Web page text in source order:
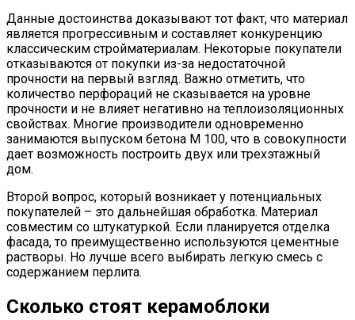
Данные достоинства доказывают тот факт, что материал
является прогрессивным и составляет конкуренцию
классическим стройматериалам. Некоторые покупатели
отказываются от покупки из-за недостаточной
прочности на первый взгляд. Важно отметить, что
количество перфораций не сказывается на уровне
прочности и не влияет негативно на теплоизоляционных
свойствах. Многие производители одновременно
занимаются выпуском бетона М 100, что в совокупности
дает возможность построить двух или трехэтажный
дом.
Второй вопрос, который возникает у потенциальных
покупателей – это дальнейшая обработка. Материал
совместим со штукатуркой. Если планируется отделка
фасада, то преимущественно используются цементные
растворы. Но лучше всего выбирать легкую смесь с
содержанием перлита.
Сколько стоят керамоблоки